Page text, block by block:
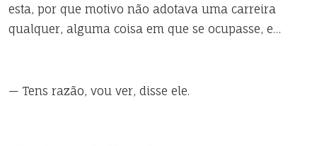
esta, por que motivo não adotava uma carreira
qualquer, alguma coisa em que se ocupasse, e…
— Tens razão, vou ver, disse ele.